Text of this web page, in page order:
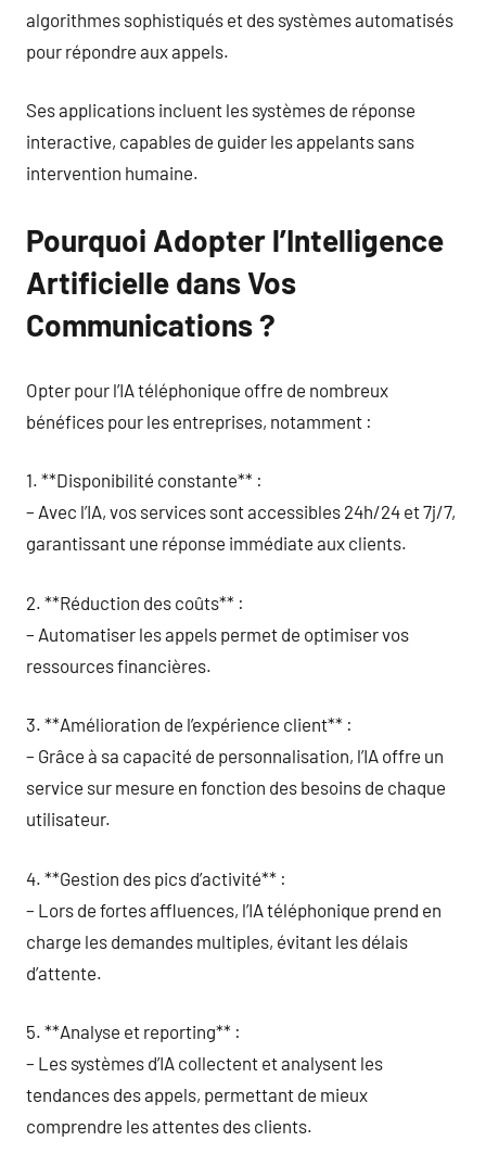
algorithmes sophistiqués et des systèmes automatisés
pour répondre aux appels.
Ses applications incluent les systèmes de réponse
interactive, capables de guider les appelants sans
intervention humaine.
Pourquoi Adopter l’Intelligence
Artificielle dans Vos
Communications ?
Opter pour l’IA téléphonique offre de nombreux
bénéfices pour les entreprises, notamment :
1. **Disponibilité constante** :
– Avec l’IA, vos services sont accessibles 24h/24 et 7j/7,
garantissant une réponse immédiate aux clients.
2. **Réduction des coûts** :
– Automatiser les appels permet de optimiser vos
ressources financières.
3. **Amélioration de l’expérience client** :
– Grâce à sa capacité de personnalisation, l’IA offre un
service sur mesure en fonction des besoins de chaque
utilisateur.
4. **Gestion des pics d’activité** :
– Lors de fortes affluences, l’IA téléphonique prend en
charge les demandes multiples, évitant les délais
d’attente.
5. **Analyse et reporting** :
– Les systèmes d’IA collectent et analysent les
tendances des appels, permettant de mieux
comprendre les attentes des clients.